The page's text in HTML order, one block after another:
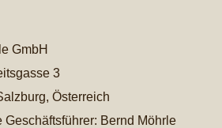
GmbH
3
Österreich
Geschäftsführer: Bernd Möhrle